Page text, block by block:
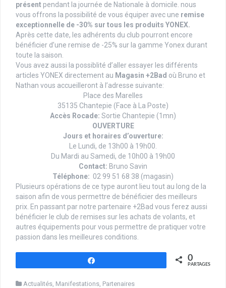
présent pendant la journée de Nationale à domicile. nous
vous offrons la possibilité de vous équiper avec une remise
exceptionnelle de -30% sur tous les produits YONEX.
Après cette date, les adhérents du club pourront encore
bénéficier d’une remise de -25% sur la gamme Yonex durant
toute la saison.
Vous avez aussi la possiblité d’aller essayer les différents
articles YONEX directement au Magasin +2Bad où Bruno et
Nathan vous accueilleront à l’adresse suivante:
Place des Marelles
35135 Chantepie (Face à La Poste)
Accès Rocade: Sortie Chantepie (1mn)
OUVERTURE
Jours et horaires d’ouverture:
Le Lundi, de 13h00 à 19h00.
Du Mardi au Samedi, de 10h00 à 19h00
Contact: Bruno Savin
Téléphone: 02 99 51 68 38 (magasin)
Plusieurs opérations de ce type auront lieu tout au long de la
saison afin de vous permettre de bénéficier des meilleurs
prix. En passant par notre partenaire +2Bad vous ferez aussi
bénéficier le club de remises sur les achats de volants, et
autres équipements pour vous permettre de pratiquer votre
passion dans les meilleures conditions.
0
PARTAGES
Actualités, Manifestations, Partenaires